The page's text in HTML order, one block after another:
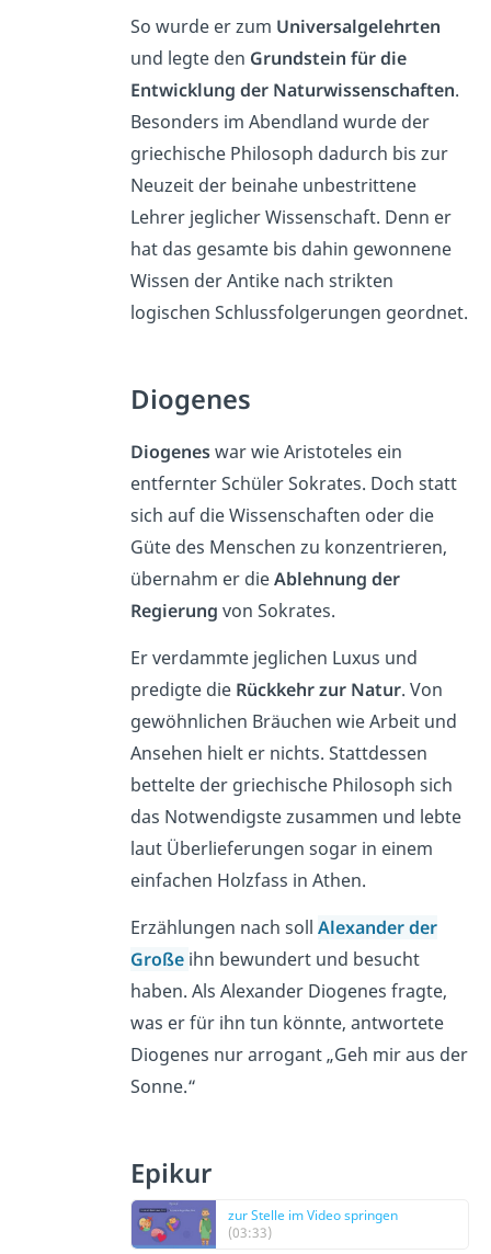
So wurde er zum Universalgelehrten
und legte den Grundstein für die
Entwicklung der Naturwissenschaften.
Besonders im Abendland wurde der
griechische Philosoph dadurch bis zur
Neuzeit der beinahe unbestrittene
Lehrer jeglicher Wissenschaft. Denn er
hat das gesamte bis dahin gewonnene
Wissen der Antike nach strikten
logischen Schlussfolgerungen geordnet.
Diogenes
Diogeneswar wie Aristoteles ein
entfernter Schüler Sokrates. Doch statt
sich auf die Wissenschaften oder die
Güte des Menschen zu konzentrieren,
übernahm er dieAblehnung der
Regierung von Sokrates.
Er verdammte jeglichen Luxus und
predigte die Rückkehr zur Natur. Von
gewöhnlichen Bräuchen wie Arbeit und
Ansehen hielt er nichts. Stattdessen
bettelte der griechische Philosoph sich
das Notwendigste zusammen und lebte
laut Überlieferungen sogar in einem
einfachen Holzfass in Athen.
Erzählungen nach soll Alexander der
Große ihn bewundert und besucht
haben. Als Alexander Diogenes fragte,
was er für ihn tun könnte, antwortete
Diogenes nur arrogant „Geh mir aus der
Sonne.“
Epikur
zur Stelle im Video springen
(03:33)